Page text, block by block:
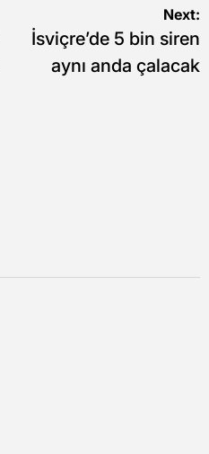
Next:
İsviçre’de 5 bin siren
aynı anda çalacak